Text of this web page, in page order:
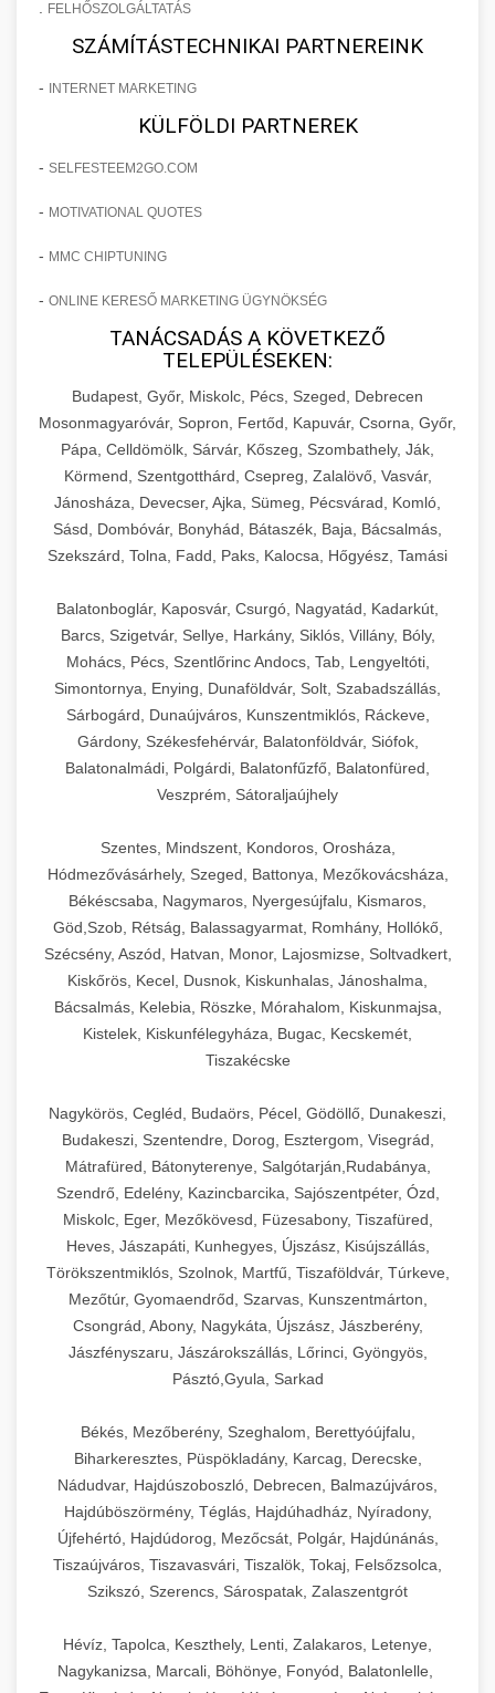
FELHŐSZOLGÁLTATÁS
SZÁMÍTÁSTECHNIKAI PARTNEREINK
- INTERNET MARKETING
KÜLFÖLDI PARTNEREK
- SELFESTEEM2GO.COM
- MOTIVATIONAL QUOTES
- MMC CHIPTUNING
- ONLINE KERESŐ MARKETING ÜGYNÖKSÉG
TANÁCSADÁS A KÖVETKEZŐ
TELEPÜLÉSEKEN:
Budapest, Győr, Miskolc, Pécs, Szeged, Debrecen
Mosonmagyaróvár, Sopron, Fertőd, Kapuvár, Csorna, Győr,
Pápa, Celldömölk, Sárvár, Kőszeg, Szombathely, Ják,
Körmend, Szentgotthárd, Csepreg, Zalalövő, Vasvár,
Jánosháza, Devecser, Ajka, Sümeg, Pécsvárad, Komló,
Sásd, Dombóvár, Bonyhád, Bátaszék, Baja, Bácsalmás,
Szekszárd, Tolna, Fadd, Paks, Kalocsa, Hőgyész, Tamási
Balatonboglár, Kaposvár, Csurgó, Nagyatád, Kadarkút,
Barcs, Szigetvár, Sellye, Harkány, Siklós, Villány, Bóly,
Mohács, Pécs, Szentlőrinc Andocs, Tab, Lengyeltóti,
Simontornya, Enying, Dunaföldvár, Solt, Szabadszállás,
Sárbogárd, Dunaújváros, Kunszentmiklós, Ráckeve,
Gárdony, Székesfehérvár, Balatonföldvár, Siófok,
Balatonalmádi, Polgárdi, Balatonfűzfő, Balatonfüred,
Veszprém, Sátoraljaújhely
Szentes, Mindszent, Kondoros, Orosháza,
Hódmezővásárhely, Szeged, Battonya, Mezőkovácsháza,
Békéscsaba, Nagymaros, Nyergesújfalu, Kismaros,
Göd,Szob, Rétság, Balassagyarmat, Romhány, Hollókő,
Szécsény, Aszód, Hatvan, Monor, Lajosmizse, Soltvadkert,
Kiskőrös, Kecel, Dusnok, Kiskunhalas, Jánoshalma,
Bácsalmás, Kelebia, Röszke, Mórahalom, Kiskunmajsa,
Kistelek, Kiskunfélegyháza, Bugac, Kecskemét,
Tiszakécske
Nagykörös, Cegléd, Budaörs, Pécel, Gödöllő, Dunakeszi,
Budakeszi, Szentendre, Dorog, Esztergom, Visegrád,
Mátrafüred, Bátonyterenye, Salgótarján,Rudabánya,
Szendrő, Edelény, Kazincbarcika, Sajószentpéter, Ózd,
Miskolc, Eger, Mezőkövesd, Füzesabony, Tiszafüred,
Heves, Jászapáti, Kunhegyes, Újszász, Kisújszállás,
Törökszentmiklós, Szolnok, Martfű, Tiszaföldvár, Túrkeve,
Mezőtúr, Gyomaendrőd, Szarvas, Kunszentmárton,
Csongrád, Abony, Nagykáta, Újszász, Jászberény,
Jászfényszaru, Jászárokszállás, Lőrinci, Gyöngyös,
Pásztó,Gyula, Sarkad
Békés, Mezőberény, Szeghalom, Berettyóújfalu,
Biharkeresztes, Püspökladány, Karcag, Derecske,
Nádudvar, Hajdúszoboszló, Debrecen, Balmazújváros,
Hajdúböszörmény, Téglás, Hajdúhadház, Nyíradony,
Újfehértó, Hajdúdorog, Mezőcsát, Polgár, Hajdúnánás,
Tiszaújváros, Tiszavasvári, Tiszalök, Tokaj, Felsőzsolca,
Szikszó, Szerencs, Sárospatak, Zalaszentgrót
Hévíz, Tapolca, Keszthely, Lenti, Zalakaros, Letenye,
Nagykanizsa, Marcali, Böhönye, Fonyód, Balatonlelle,